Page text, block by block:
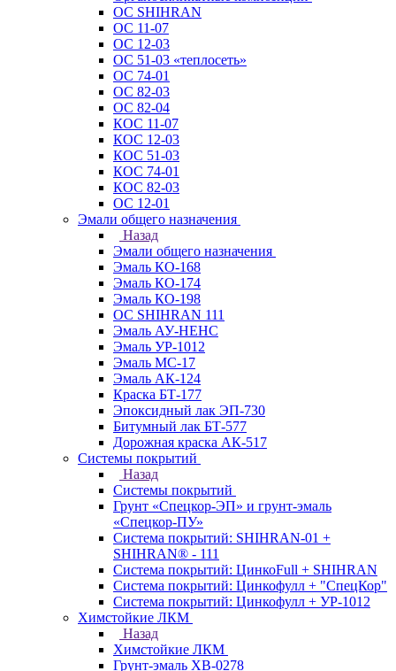
ОС SHIHRAN
ОС 11-07
ОС 12-03
ОС 51-03 «теплосеть»
ОС 74-01
ОС 82-03
ОС 82-04
КОС 11-07
КОС 12-03
КОС 51-03
КОС 74-01
КОС 82-03
ОС 12-01
Эмали общего назначения
Назад
Эмали общего назначения
Эмаль КО-168
Эмаль КО-174
Эмаль КО-198
ОС SHIHRAN 111
Эмаль АУ-НЕНС
Эмаль УР-1012
Эмаль МС-17
Эмаль АК-124
Краска БТ-177
Эпоксидный лак ЭП-730
Битумный лак БТ-577
Дорожная краска АК-517
Системы покрытий
Назад
Системы покрытий
Грунт «Спецкор-ЭП» и грунт-эмаль
«Спецкор-ПУ»
Система покрытий: SHIHRAN-01 +
SHIHRAN® - 111
Система покрытий: ЦинкоFull + SHIHRAN
Система покрытий: Цинкофулл + "СпецКор"
Система покрытий: Цинкофулл + УР-1012
Химстойкие ЛКМ
Назад
Химстойкие ЛКМ
Грунт-эмаль ХВ-0278